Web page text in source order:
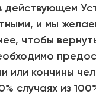
действующем
и мы
чтобы
или кончины
случаях из